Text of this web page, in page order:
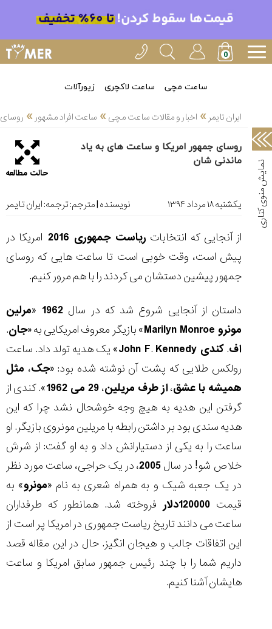
ساعت مچی ساعت لاکچری زیورآلات
ایران تایمر » اخبار و مقالات ساعت مچی» ساعت افراد مشهور »
روسای جمهور امریکا و ساعت های به یاد
ماندنی شان
حالت مطالعه
یکشنبه ۱۸ مرداد ۱۳۹۴ نویسنده | مترجم:ترجمه: ایران تایمر
از آنجایی که انتخابات ریاست جمهوری 2016
امریکا در
پیش است، وقت خوبی است تا ساعت هایی که روسای
جمهور پیشین دستشان می کردند را با هم مرور کنیم.
داستان از آنجایی شروع شد که در سال 1962
«مرلین
مونرو Marilyn Monroe» بازیگر معروف امریکایی به «جان.
اف.کندی John F. Kennedy
» یک هدیه تولد داد. ساعت
رولکس طلایی که پشت آن نوشته شده بود: «جک، مثل
همیشه با عشق،از طرف مریلین،29 می 1962
». کندی از
گرفتن این هدیه به هیچ وجه خوشحال نشد چرا که این
هدیه سندی بود بر داشتن رابطه با مریلین مونروی بازیگر. او
ساعت را به یکی از دستیارانش داد و به او گفت: از شرش
خلاص شو! در سال2005، در یک حراجی، ساعت مورد نظر
در یک جعبه شیک و به همراه شعری به نام «مونرو» به
قیمت 120000دلار
فروخته شد. همانطور که طرفداران
ساعت می دانند تاریخ ریاست جمهوری در امریکا پر است از
این اتفاقات جالب و هیجان انگیز. حال در این مقاله قصد
داریم شما را با چند رئیس جمهور سابق امریکا و ساعت
هایشان آشنا کنیم.
خدمات
ایران
تایمر(11)
سرزمین
ساعت،
سوئیس(136)
آموزش
دانستی
های
۱۴۰۵/۵/۱۳